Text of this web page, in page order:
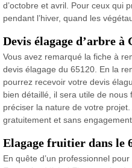
d’octobre et avril. Pour ceux qui
pendant l’hiver, quand les
Devis élagage d’arbre
Vous avez remarqué la fiche à
devis élagage du 65120. En la
pourrez recevoir votre devis
bien détaillé, il sera utile de
préciser la nature de votre
gratuitement et sans
Elagage fruitier dans le
En quête d’un professionnel